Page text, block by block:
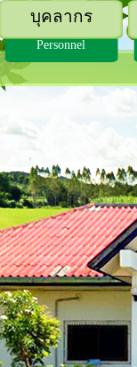
บุคลากร
Personnel